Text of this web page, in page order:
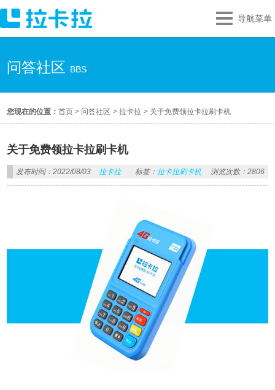
导航菜单
问答社区 BBS
您现在的位置：首页 > 问答社区 >拉卡拉 > 关于免费领拉卡拉刷卡机
关于免费领拉卡拉刷卡机
发布时间：2022/08/03 拉卡拉 标签： 拉卡拉刷卡机 浏览次数：2806